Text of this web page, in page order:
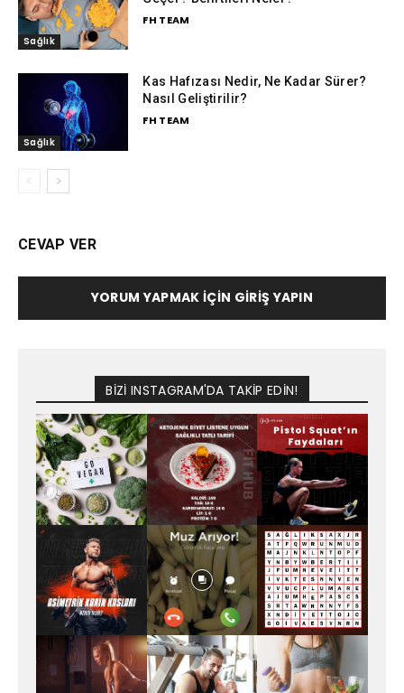
Sağlık
FH TEAM
Sağlık
Kas Hafızası Nedir, Ne Kadar Sürer?
Nasıl Geliştirilir?
FH TEAM
CEVAP VER
YORUM YAPMAK İÇIN GIRIŞ YAPIN
BİZİ INSTAGRAM'DA TAKİP EDİN!